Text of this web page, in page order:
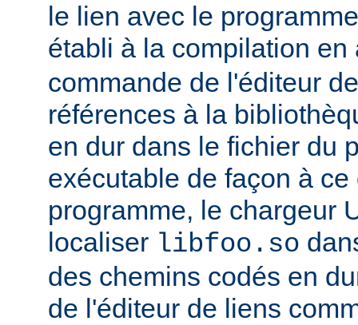
le lien avec le
établi à la compilation
commande de l'éditeur
références à la
en dur dans le fichier du
exécutable de façon à
programme, le chargeur
localiser libfoo.so
des chemins codés en
de l'éditeur de liens